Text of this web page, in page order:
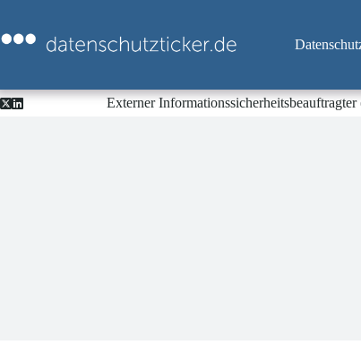
springen
Externer